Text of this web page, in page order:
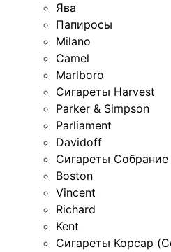
Ява
Папиросы
Milano
Camel
Marlboro
Сигареты Harvest
Parker & Simpson
Parliament
Davidoff
Сигареты Собрание
Boston
Vincent
Richard
Kent
Сигареты Корсар